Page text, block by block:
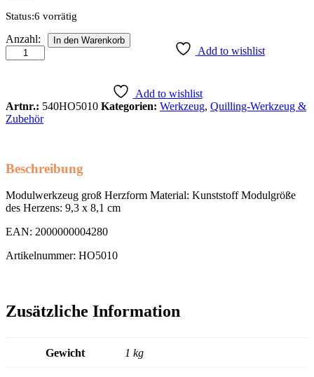
Status:6 vorrätig
Hannes
Quilling-
Modulwerkzeug
Anzahl
Anzahl: In den Warenkorb
Add to wishlist
Add to wishlist
Artnr.: 540HO5010 Kategorien: Werkzeug, Quilling-Werkzeug &
Zubehör
Beschreibung
Modulwerkzeug groß Herzform Material: Kunststoff Modulgröße
des Herzens: 9,3 x 8,1 cm
EAN: 2000000004280
Artikelnummer: HO5010
Zusätzliche Information
Gewicht 1 kg